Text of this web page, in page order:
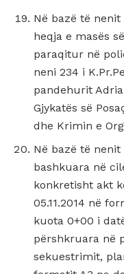
Në bazë të nenit
heqja e masës
paraqitur në
neni 234 i
pandehurit
Gjykatës së
dhe Krimin e
Në bazë të nenit
bashkuara në
konkretisht akt
05.11.2014 në
kuota 0+00 i
përshkruara në
sekuestrimit,